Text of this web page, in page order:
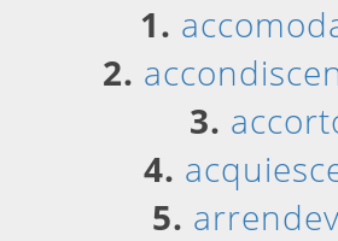
1.
2.
3.
4.
5.